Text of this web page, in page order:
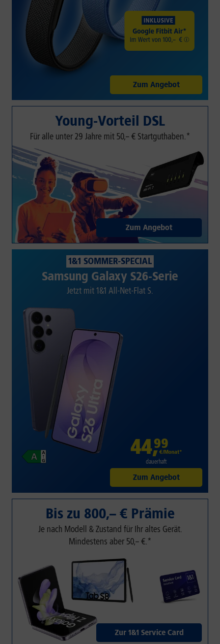
Zum Angebot
Young-Vorteil DSL
Für alle unter 29 Jahre mit 50,– € Startguthaben.*
Zum Angebot
1&1 SOMMER-SPECIAL
Samsung Galaxy S26-Serie
Jetzt mit 1&1 All-Net-Flat S.
44,99
€/Monat*
dauerhaft
Zum Angebot
Bis zu 800,– € Prämie
Je nach Modell & Zustand für Ihr altes Gerät.
Mindestens aber 50,– €.*
Zur 1&1 Service Card